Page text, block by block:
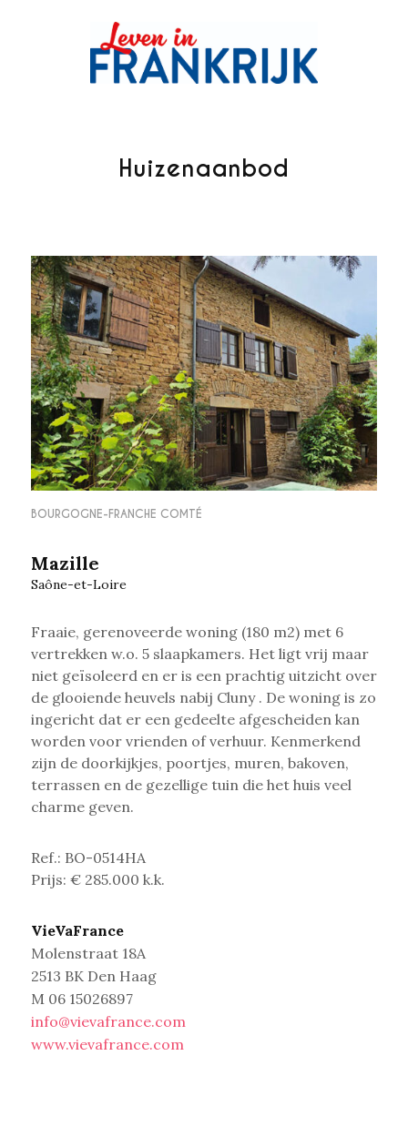
Huizenaanbod
BOURGOGNE-FRANCHE COMTÉ
Mazille
Saône-et-Loire
Fraaie, gerenoveerde woning (180 m2) met 6
vertrekken w.o. 5 slaapkamers. Het ligt vrij maar
niet geïsoleerd en er is een prachtig uitzicht over
de glooiende heuvels nabij Cluny . De woning is zo
ingericht dat er een gedeelte afgescheiden kan
worden voor vrienden of verhuur. Kenmerkend
zijn de doorkijkjes, poortjes, muren, bakoven,
terrassen en de gezellige tuin die het huis veel
charme geven.
Ref.: BO-0514HA
Prijs: € 285.000 k.k.
VieVaFrance
Molenstraat 18A
2513 BK Den Haag
M 06 15026897
info@vievafrance.com
www.vievafrance.com